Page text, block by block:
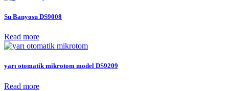
Su Banyosu DS9008
Read more
yarı otomatik mikrotom model DS9209
Read more